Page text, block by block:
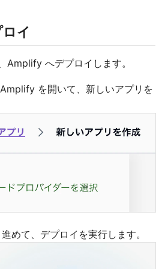
イ
Amplify へデプロイします。
を開いて、新しいアプリを
めて、デプロイを実行します。